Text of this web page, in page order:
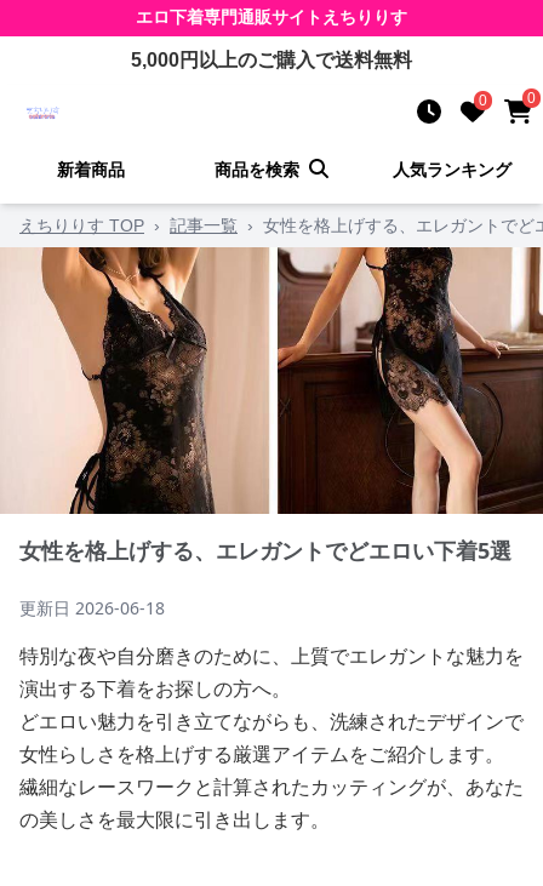
エロ下着専門通販サイト えちりりす
5,000円以上のご購入で送料無料
0 0
新着商品 商品を検索 人気ランキング
えちりりす TOP › 記事一覧 › 女性を格上げする、エレガントでど
女性を格上げする、エレガントでどエロい下着5選
更新日 2026-06-18
特別な夜や自分磨きのために、上質でエレガントな魅力を
演出する下着をお探しの方へ。
どエロい魅力を引き立てながらも、洗練されたデザインで
女性らしさを格上げする厳選アイテムをご紹介します。
繊細なレースワークと計算されたカッティングが、あなた
の美しさを最大限に引き出します。